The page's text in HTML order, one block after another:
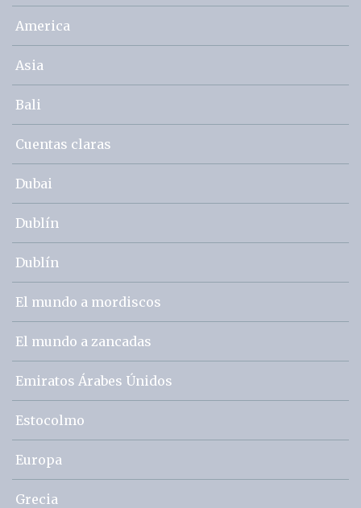
America
Asia
Bali
Cuentas claras
Dubai
Dublín
Dublín
El mundo a mordiscos
El mundo a zancadas
Emiratos Árabes Únidos
Estocolmo
Europa
Grecia